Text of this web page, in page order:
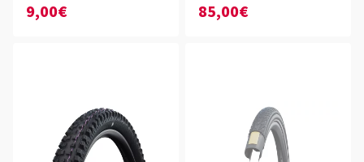
9,00€ 85,00€